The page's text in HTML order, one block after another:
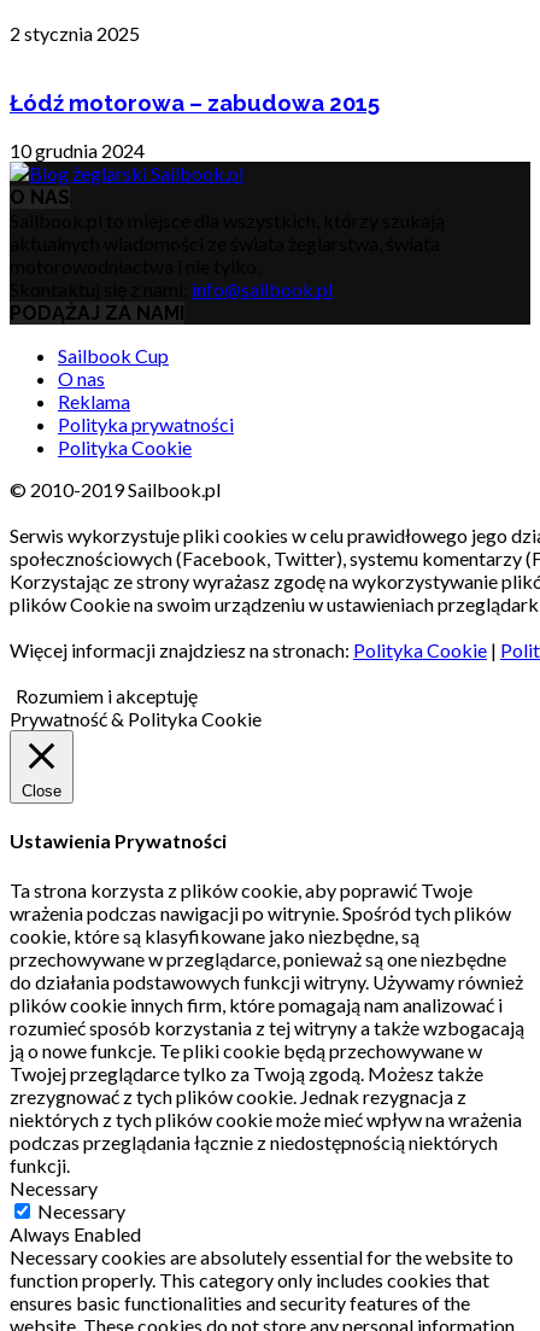
2 stycznia 2025
Łódź motorowa – zabudowa 2015
10 grudnia 2024
O NAS
info@sailbook.pl
PODĄŻAJ ZA NAMI
Sailbook Cup
O nas
Reklama
Polityka prywatności
Polityka Cookie
© 2010-2019 Sailbook.pl
Serwis wykorzystuje pliki cookies w celu prawidłowego jego
społecznościowych (Facebook, Twitter), systemu komentarzy
Korzystając ze strony wyrażasz zgodę na wykorzystywanie
plików Cookie na swoim urządzeniu w ustawieniach
Więcej informacji znajdziesz na stronach: Polityka Cookie |
Rozumiem i akceptuję
Prywatność & Polityka Cookie
Close
Ustawienia Prywatności
Ta strona korzysta z plików cookie, aby poprawić Twoje
wrażenia podczas nawigacji po witrynie. Spośród tych plików
cookie, które są klasyfikowane jako niezbędne, są
przechowywane w przeglądarce, ponieważ są one niezbędne
do działania podstawowych funkcji witryny. Używamy również
plików cookie innych firm, które pomagają nam analizować i
rozumieć sposób korzystania z tej witryny a także wzbogacają
ją o nowe funkcje. Te pliki cookie będą przechowywane w
Twojej przeglądarce tylko za Twoją zgodą. Możesz także
zrezygnować z tych plików cookie. Jednak rezygnacja z
niektórych z tych plików cookie może mieć wpływ na wrażenia
podczas przeglądania łącznie z niedostępnością niektórych
funkcji.
Necessary
Necessary
Always Enabled
Necessary cookies are absolutely essential for the website to
function properly. This category only includes cookies that
ensures basic functionalities and security features of the
website. These cookies do not store any personal information.